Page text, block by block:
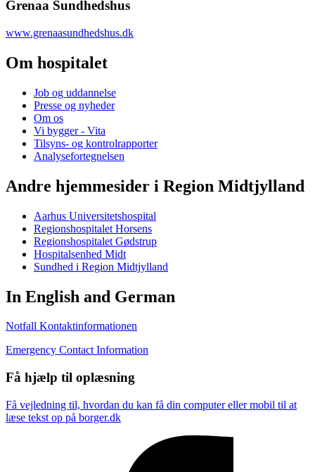
Grenaa Sundhedshus
www.grenaasundhedshus.dk
Om hospitalet
Job og uddannelse
Presse og nyheder
Om os
Vi bygger - Vita
Tilsyns- og kontrolrapporter
Analysefortegnelsen
Andre hjemmesider i Region Midtjylland
Aarhus Universitetshospital
Regionshospitalet Horsens
Regionshospitalet Gødstrup
Hospitalsenhed Midt
Sundhed i Region Midtjylland
In English and German
Notfall Kontaktinformationen
Emergency Contact Information
Få hjælp til oplæsning
Få vejledning til, hvordan du kan få din computer eller mobil til at
læse tekst op på borger.dk